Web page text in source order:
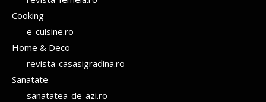
Cooking
e-cuisine.ro
Home & Deco
revista-casasigradina.ro
Sanatate
sanatatea-de-azi.ro